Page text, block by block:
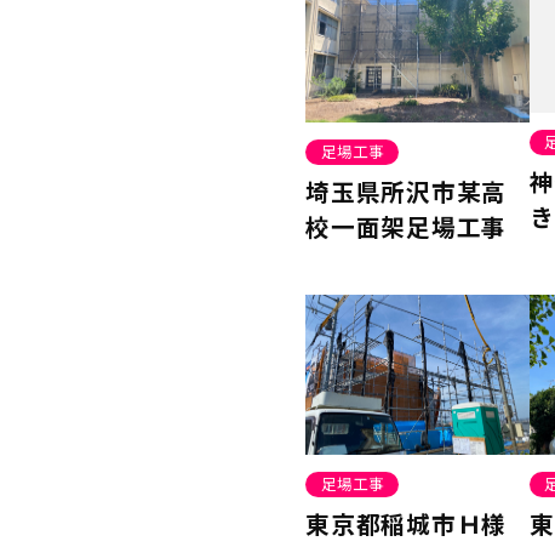
足場工事
埼玉県所沢市某高
校一面架足場工事
足場工事
東京都稲城市Ｈ様